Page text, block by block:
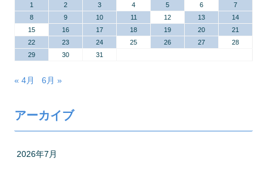
1 2 3 4 5 6
7
8
9 10 11 12 13
14
15
16 17 18 19 20
21
22
23 24 25 26 27
28
29
30 31
« 4月 6月 »
アーカイブ
2026年7月